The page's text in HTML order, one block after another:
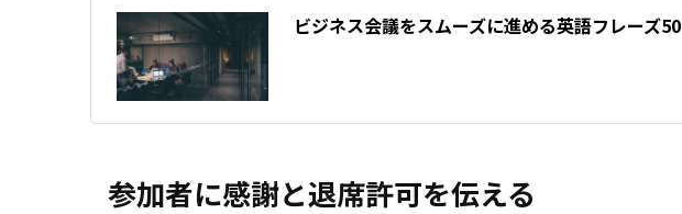
ビジネス会議をスムーズに進める英語フレーズ50
参加者に感謝と退席許可を伝える